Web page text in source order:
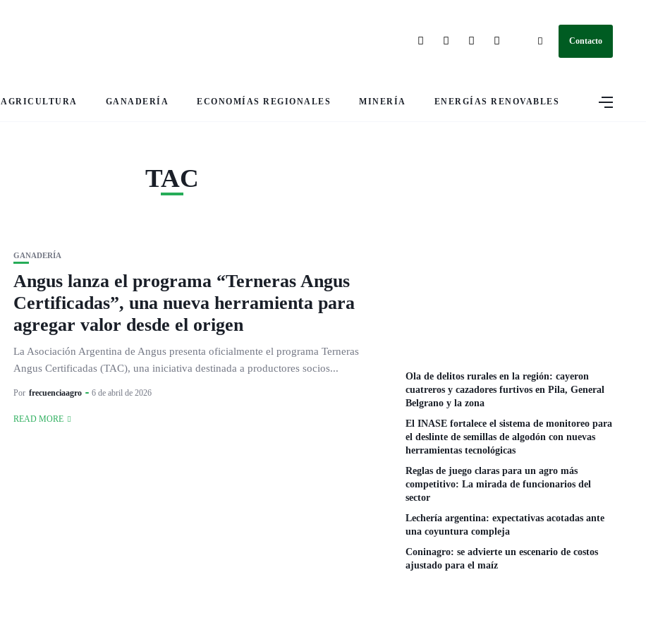
Contacto
AGRICULTURA GANADERÍA ECONOMÍAS REGIONALES MINERÍA ENERGÍAS RENOVABLES
TAC
GANADERÍA
Angus lanza el programa “Terneras Angus
Certificadas”, una nueva herramienta para
agregar valor desde el origen
La Asociación Argentina de Angus presenta oficialmente el programa Terneras
Angus Certificadas (TAC), una iniciativa destinada a productores socios...
Por frecuenciaagro 6 de abril de 2026
READ MORE
Ola de delitos rurales en la región: cayeron
cuatreros y cazadores furtivos en Pila, General
Belgrano y la zona
El INASE fortalece el sistema de monitoreo para
el deslinte de semillas de algodón con nuevas
herramientas tecnológicas
Reglas de juego claras para un agro más
competitivo: La mirada de funcionarios del
sector
Lechería argentina: expectativas acotadas ante
una coyuntura compleja
Coninagro: se advierte un escenario de costos
ajustado para el maíz